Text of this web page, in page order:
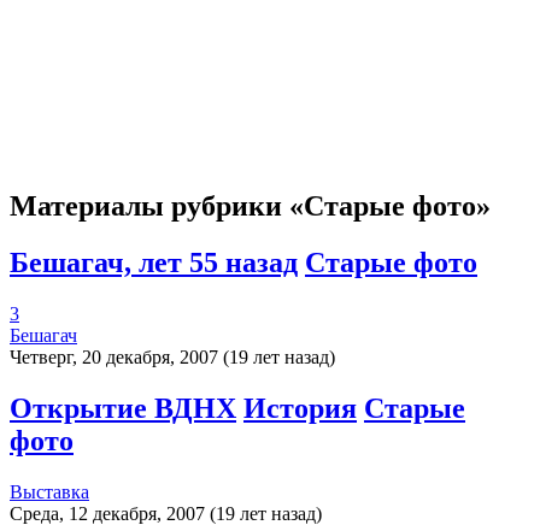
Материалы рубрики «Старые фото»
Бешагач, лет 55 назад Старые фото
3
Бешагач
Четверг, 20 декабря, 2007 (19 лет назад)
Открытие ВДНХ История Старые
фото
Выставка
Среда, 12 декабря, 2007 (19 лет назад)